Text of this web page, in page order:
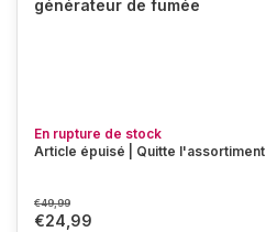
générateur de fumée
En rupture de stock
Article épuisé | Quitte l'assortiment
€49,99
€24,99